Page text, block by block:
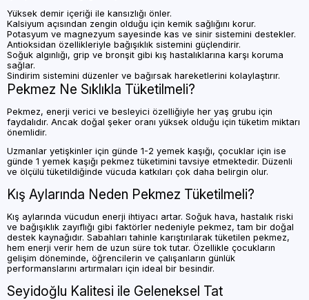
Yüksek demir içeriği ile kansızlığı önler.
Kalsiyum açısından zengin olduğu için kemik sağlığını korur.
Potasyum ve magnezyum sayesinde kas ve sinir sistemini destekler.
Antioksidan özellikleriyle bağışıklık sistemini güçlendirir.
Soğuk algınlığı, grip ve bronşit gibi kış hastalıklarına karşı koruma
sağlar.
Sindirim sistemini düzenler ve bağırsak hareketlerini kolaylaştırır.
Pekmez Ne Sıklıkla Tüketilmeli?
Pekmez, enerji verici ve besleyici özelliğiyle her yaş grubu için
faydalıdır. Ancak doğal şeker oranı yüksek olduğu için tüketim miktarı
önemlidir.
Uzmanlar yetişkinler için günde 1-2 yemek kaşığı, çocuklar için ise
günde 1 yemek kaşığı pekmez tüketimini tavsiye etmektedir. Düzenli
ve ölçülü tüketildiğinde vücuda katkıları çok daha belirgin olur.
Kış Aylarında Neden Pekmez Tüketilmeli?
Kış aylarında vücudun enerji ihtiyacı artar. Soğuk hava, hastalık riski
ve bağışıklık zayıflığı gibi faktörler nedeniyle pekmez, tam bir doğal
destek kaynağıdır. Sabahları tahinle karıştırılarak tüketilen pekmez,
hem enerji verir hem de uzun süre tok tutar. Özellikle çocukların
gelişim döneminde, öğrencilerin ve çalışanların günlük
performanslarını artırmaları için ideal bir besindir.
Seyidoğlu Kalitesi ile Geleneksel Tat